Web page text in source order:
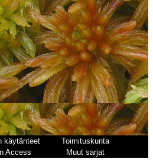
käytänteet
Toimituskunta
Access Muut sarjat